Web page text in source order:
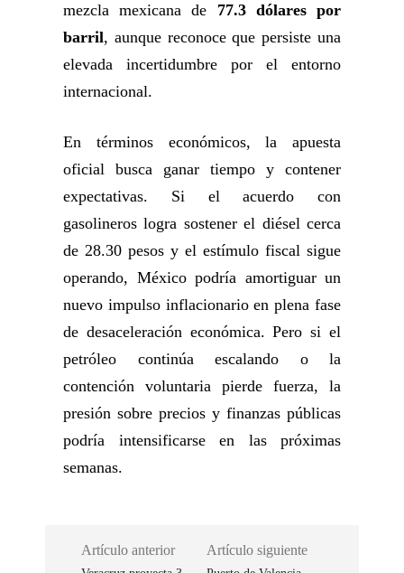
mezcla mexicana de 77.3 dólares por
barril, aunque reconoce que persiste una
elevada incertidumbre por el entorno
internacional.
En términos económicos, la apuesta
oficial busca ganar tiempo y contener
expectativas. Si el acuerdo con
gasolineros logra sostener el diésel cerca
de 28.30 pesos y el estímulo fiscal sigue
operando, México podría amortiguar un
nuevo impulso inflacionario en plena fase
de desaceleración económica. Pero si el
petróleo continúa escalando o la
contención voluntaria pierde fuerza, la
presión sobre precios y finanzas públicas
podría intensificarse en las próximas
semanas.
Artículo anterior Artículo siguiente